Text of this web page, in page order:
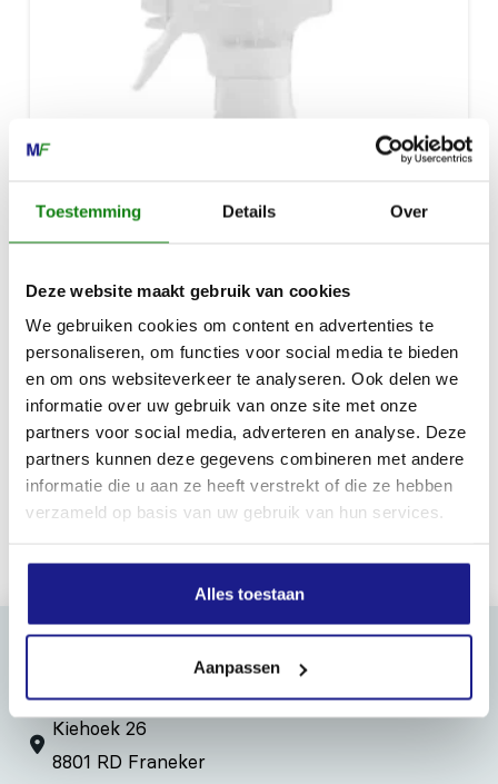
Toestemming Details Over
Deze website maakt gebruik van cookies
We gebruiken cookies om content en advertenties te
personaliseren, om functies voor social media te bieden
en om ons websiteverkeer te analyseren. Ook delen we
informatie over uw gebruik van onze site met onze
partners voor social media, adverteren en analyse. Deze
partners kunnen deze gegevens combineren met andere
informatie die u aan ze heeft verstrekt of die ze hebben
verzameld op basis van uw gebruik van hun services.
Alles toestaan
Aanpassen
VARIOCLEAN, SPECIALE REINIGER, 500 ML
€11,80
MECHANISATIE FRANEKER
Kiehoek 26
8801 RD Franeker